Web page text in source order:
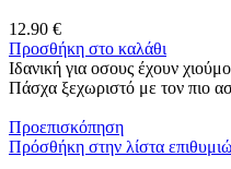
12.90 €
Προσθήκη στο καλάθι
Ιδανική για οσους έχουν
Πάσχα ξεχωριστό με τον πιο
Προεπισκόπηση
Πρόσθήκη στην λίστα